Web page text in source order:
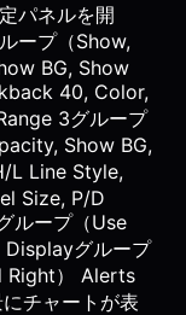
パネルを開
ープ（Show,
BG, Show
40, Color,
3グループ
Show BG,
L Line Style,
Size, P/D
ループ（Use
グループ
Right） Alerts
チャートが表